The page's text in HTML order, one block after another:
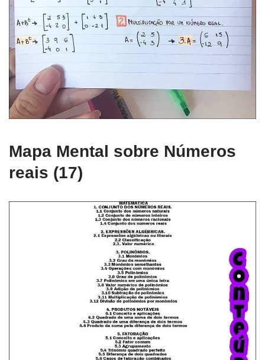
Mapa Mental sobre Números
reais (17)